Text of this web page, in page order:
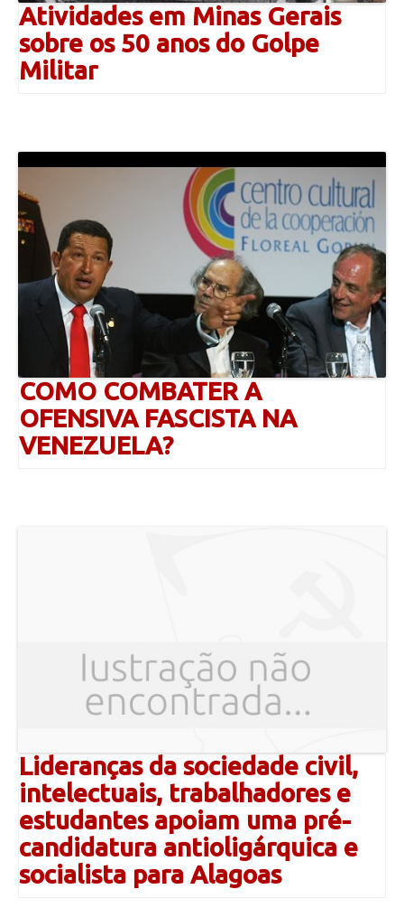
Atividades em Minas Gerais
sobre os 50 anos do Golpe
Militar
COMO COMBATER A
OFENSIVA FASCISTA NA
VENEZUELA?
Lideranças da sociedade civil,
intelectuais, trabalhadores e
estudantes apoiam uma pré-
candidatura antioligárquica e
socialista para Alagoas